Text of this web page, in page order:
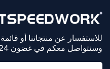
للاستفسار عن منتجاتنا أو
وسنتواصل معكم في غضون 24 ساعة.